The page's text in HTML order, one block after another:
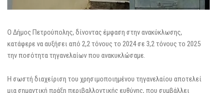
Ο Δήμος Πετρούπολης, δίνοντας έμφαση στην ανακύκλωσης,
κατάφερε να αυξήσει από 2,2 τόνους το 2024 σε 3,2 τόνους το 2025
την ποσότητα τηγανελαίων που ανακυκλώσαμε.
Η σωστή διαχείριση του χρησιμοποιημένου τηγανελαίου αποτελεί
μια σημαντική πράξη περιβαλλοντικής ευθύνης, που συμβάλλει